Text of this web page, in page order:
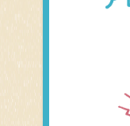
アトピー性
アナフ